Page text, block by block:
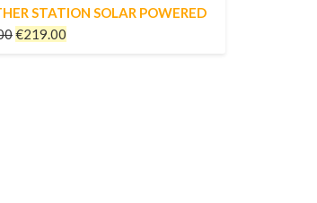
STATION SOLAR POWERED
€219.00